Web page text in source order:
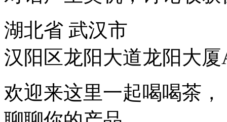
湖北省 武汉市
汉阳区龙阳大道龙阳大厦
欢迎来这里一起喝喝茶，